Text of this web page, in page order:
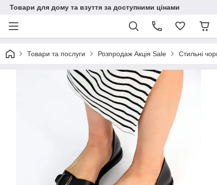
Товари для дому та взуття за доступними цінами
Товари та послуги Розпродаж Акція Sale Стильні